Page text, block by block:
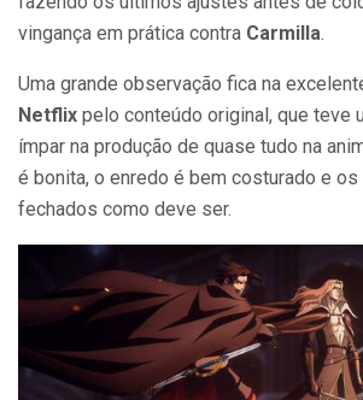
vingança em prática contra Carmilla.
Uma grande observação fica na
Netflix pelo conteúdo original, que teve
ímpar na produção de quase tudo na
é bonita, o enredo é bem costurado e
fechados como deve ser.